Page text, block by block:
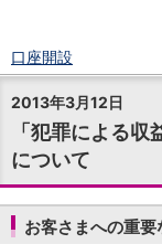
口座開設
ログイン
チャット
メニュー
商品・サービス
預金
円預金TOP
普通預金
2013年3月12日
「犯罪による
について
お客さまへの重